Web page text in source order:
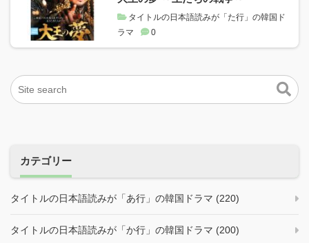
タイトルの日本語読みが「た行」の韓国ド
ラマ
0
カテゴリー
タイトルの日本語読みが「あ行」の韓国ドラマ (220)
タイトルの日本語読みが「か行」の韓国ドラマ (200)